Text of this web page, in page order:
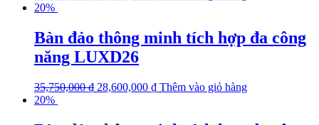
20%
Bàn đảo thông minh tích hợp đa công
năng LUXD26
35,750,000₫ 28,600,000 ₫ Thêm vào giỏ hàng
20%